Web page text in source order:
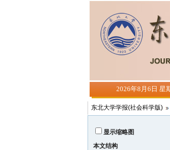
东北大学学报(社会科学版)
显示缩略图
本文结构